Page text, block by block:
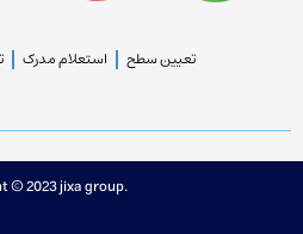
تعیین سطح استعلام مدرک
© 2023 jixa group.